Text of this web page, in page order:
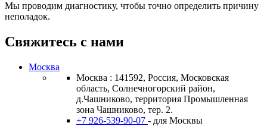
Мы проводим диагностику, чтобы точно определить причину
неполадок.
Свяжитесь с нами
Москва
Москва : 141592, Россия, Московская
область, Солнечногорский район,
д.Чашниково, территория Промышленная
зона Чашниково, тер. 2.
+7 926-539-90-07 - для Москвы